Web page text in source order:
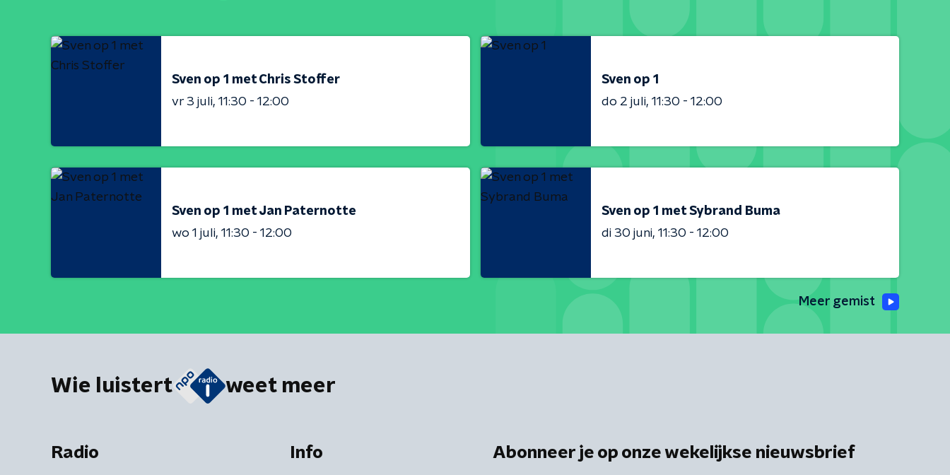
Sven op 1 met Chris Stoffer
vr 3 juli 11:30 - 12:00
Sven op 1
do 2 juli 11:30 - 12:00
Sven op 1 met Jan Paternotte
wo 1 juli 11:30 - 12:00
Sven op 1 met Sybrand Buma
di 30 juni 11:30 - 12:00
Meer gemist
Wie luistert weet meer
Radio Info Abonneer je op onze wekelijkse nieuwsbrief